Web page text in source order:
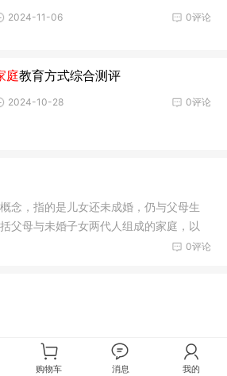
0评论
2024-11-06
庭教育方式综合测评
0评论
2024-10-28
念，指的是儿女还未成婚，仍与父母生
父母与未婚子女两代人组成的家庭，以
0评论
购物车 消息 我的